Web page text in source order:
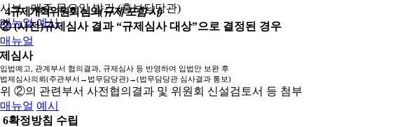
시보 : 매주 목요일 발간 (홍보담당관)
매뉴얼 예시
4규제개혁위원회 심의(규제 포함 시)
② (사전)규제심사 결과 “규제심사 대상”으로 결정된 경우
매뉴얼
심사
입법예고, 관계부서 협의결과, 규제심사 등 반영하여 입법안 보완 후
법제심사의뢰(주관부서→법무담당관)→(법무담당관 심사결과 통보)
위 ②의 관련부서 사전협의결과 및 위원회 신설검토서 등 첨부
매뉴얼 예시
6확정방침 수립